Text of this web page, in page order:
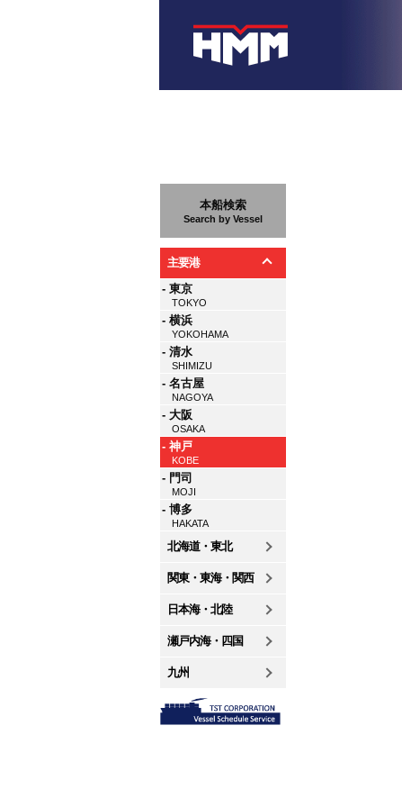
本船検索
Search by Vessel
主要港
- 東京
TOKYO
- 横浜
YOKOHAMA
- 清水
SHIMIZU
- 名古屋
NAGOYA
- 大阪
OSAKA
- 神戸
KOBE
- 門司
MOJI
- 博多
HAKATA
北海道・東北
関東・東海・関西
日本海・北陸
瀬戸内海・四国
九州